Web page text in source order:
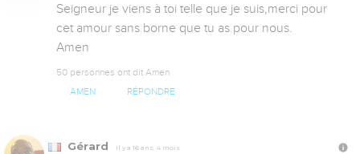
Seigneur je viens à toi telle que je suis,merci pour
cet amour sans borne que tu as pour nous.
Amen
50 personnes ont dit Amen
AMEN RÉPONDRE
Gérard Il y a 16 ans, 4 mois